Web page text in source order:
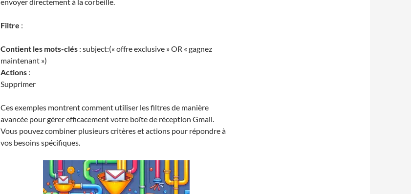
Filtre :
Contient les mots-clés : subject:(« offre exclusive » OR « gagnez
maintenant »)
Actions :
Supprimer
Ces exemples montrent comment utiliser les filtres de manière
avancée pour gérer efficacement votre boîte de réception Gmail.
Vous pouvez combiner plusieurs critères et actions pour répondre à
vos besoins spécifiques.